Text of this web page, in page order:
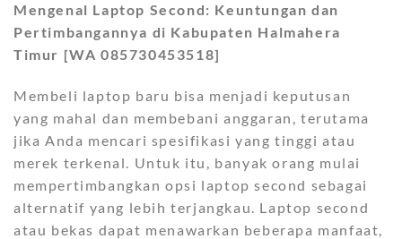
Mengenal Laptop Second: Keuntungan dan
Pertimbangannya di Kabupaten Halmahera
Timur [WA 085730453518]
Membeli laptop baru bisa menjadi keputusan
yang mahal dan membebani anggaran, terutama
jika Anda mencari spesifikasi yang tinggi atau
merek terkenal. Untuk itu, banyak orang mulai
mempertimbangkan opsi laptop second sebagai
alternatif yang lebih terjangkau. Laptop second
atau bekas dapat menawarkan beberapa manfaat,